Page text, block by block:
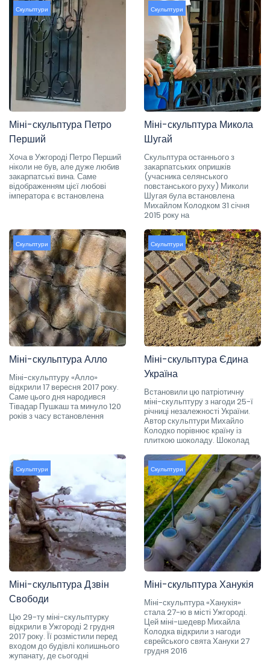
Скульптури
Міні-скульптура Петро
Перший
Хоча в Ужгороді Петро Перший
ніколи не був, але дуже любив
закарпатські вина. Саме
відображенням цієї любові
імператора є встановлена
Скульптури
Міні-скульптура Микола
Шугай
Скульптура останнього з
закарпатських опришків
(учасника селянського
повстанського руху) Миколи
Шугая була встановлена
Михайлом Колодком 31 січня
2015 року на
Скульптури
Міні-скульптура Алло
Міні-скульптуру «Алло»
відкрили 17 вересня 2017 року.
Саме цього дня народився
Тівадар Пушкаш та минуло 120
років з часу встановлення
Скульптури
Міні-скульптура Єдина
Україна
Встановили цю патріотичну
міні-скульптуру з нагоди 25-ї
річниці незалежності України.
Автор скульптури Михайло
Колодко порівнює країну із
плиткою шоколаду. Шоколад
Скульптури
Міні-скульптура Дзвін
Свободи
Цю 29-ту міні-скульптурку
відкрили в Ужгороді 2 грудня
2017 року. Її розмістили перед
входом до будівлі колишнього
жупанату, де сьогодні
Скульптури
Міні-скульптура Ханукія
Міні-скульптура «Ханукія»
стала 27-ю в місті Ужгороді.
Цей міні-шедевр Михайла
Колодка відкрили з нагоди
єврейського свята Хануки 27
грудня 2016